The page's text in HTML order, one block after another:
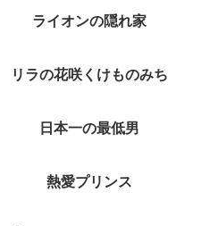
ライオンの隠れ家
リラの花咲くけものみち
日本一の最低男
熱愛プリンス